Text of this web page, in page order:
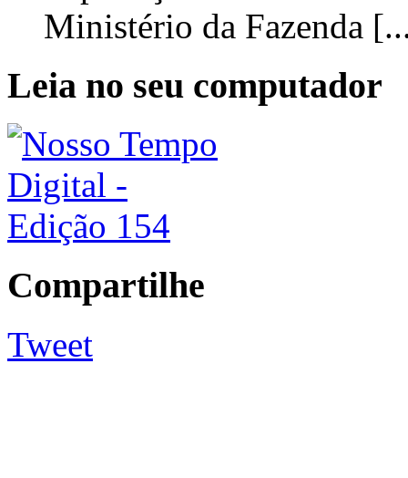
Ministério da Fazenda
Leia no seu computador
Compartilhe
Tweet